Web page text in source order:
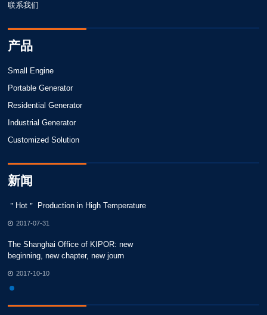
联系我们
产品
Small Engine
Portable Generator
Residential Generator
Industrial Generator
Customized Solution
新闻
＂Hot＂ Production in High Temperature
2017-07-31
The Shanghai Office of KIPOR: new
beginning, new chapter, new journ
2017-10-10